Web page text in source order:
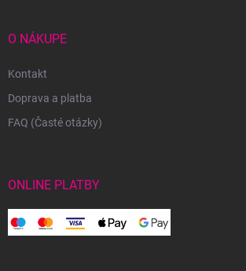
O NÁKUPE
Kontakt
Doprava a platba
FAQ (Časté otázky)
ONLINE PLATBY